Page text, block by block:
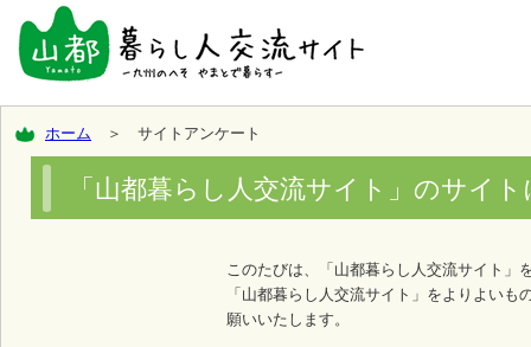
ホーム ＞ サイトアンケート
「山都暮らし人交流サイト」のサイ
このたびは、「山都暮らし人交流サイト」
「山都暮らし人交流サイト」をよりよい
願いいたします。